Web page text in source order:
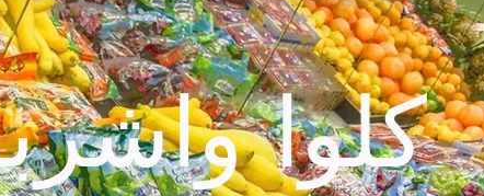
كلوا